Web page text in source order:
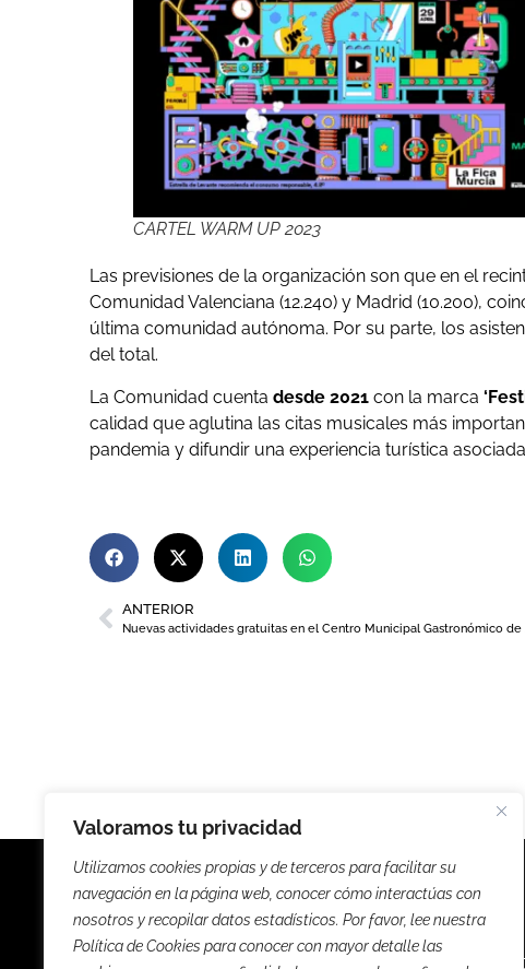
Valoramos tu privacidad
Utilizamos cookies propias y de terceros para facilitar su
navegación en la página web, conocer cómo interactúas con
nosotros y recopilar datos estadísticos. Por favor, lee nuestra
Política de Cookies para conocer con mayor detalle las
CARTEL WARM UP 2023
Las previsiones de la organización son que en el
Comunidad Valenciana (12.240) y Madrid (10.200),
última comunidad autónoma. Por su parte, los
del total.
La Comunidad cuenta desde 2021 con la marca
calidad que aglutina las citas musicales más
pandemia y difundir una experiencia turística
ANTERIOR